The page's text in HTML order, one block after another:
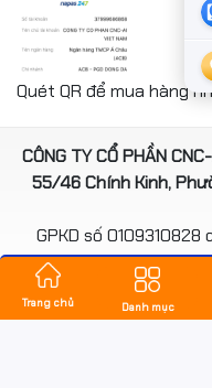
Quét QR để mua hàng
CÔNG TY CỔ PHẦN
55/46 Chính Kinh,
GPKD số
*** Website đã đươc
Trang chủ Danh mục